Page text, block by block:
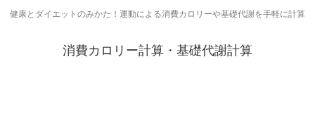
健康とダイエットのみかた！運動による消費カロリーや基礎代謝を手軽に計算
消費カロリー計算・基礎代謝計算